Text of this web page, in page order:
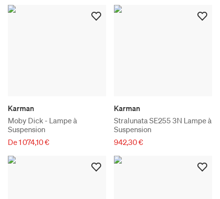
Karman
Moby Dick - Lampe à
Suspension
De 1 074,10 €
Karman
Stralunata SE255 3N Lampe à
Suspension
942,30 €